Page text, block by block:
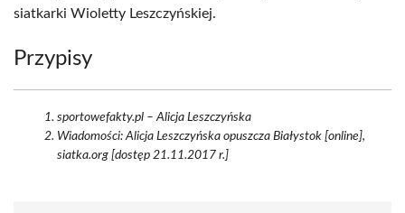
siatkarki Wioletty Leszczyńskiej.
Przypisy
sportowefakty.pl – Alicja Leszczyńska
Wiadomości: Alicja Leszczyńska opuszcza Białystok [online],
siatka.org [dostęp 21.11.2017 r.]